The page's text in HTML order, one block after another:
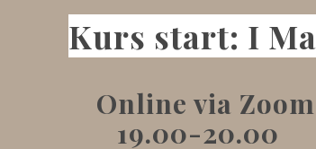
Kurs start: I
Online via Zoom
19.00-20.00